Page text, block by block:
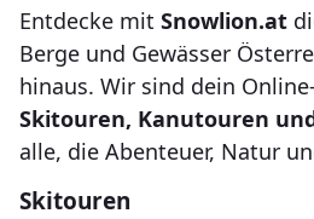
Entdecke mit Snowlion.at
Berge und Gewässer
hinaus. Wir sind dein
Skitouren, Kanutouren
alle, die Abenteuer, Natur
Skitouren